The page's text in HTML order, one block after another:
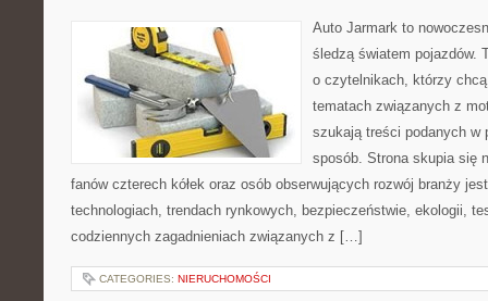
Auto Jarmark to
śledzą światem pojazdów.
o czytelnikach, którzy
tematach związanych z
szukają treści podanych w
sposób. Strona skupia się
fanów czterech kółek oraz osób obserwujących rozwój branży
technologiach, trendach rynkowych, bezpieczeństwie, ekologii,
codziennych zagadnieniach związanych z […]
CATEGORIES: NIERUCHOMOŚCI